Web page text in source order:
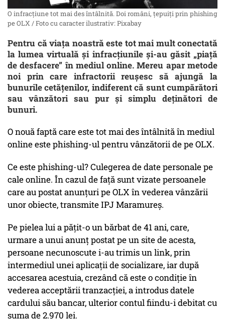
O infracțiune tot mai des întâlnită. Doi români, țepuiți prin phishing
pe OLX / Foto cu caracter ilustrativ: Pixabay
Pentru că viața noastră este tot mai mult conectată
la lumea virtuală și infracțiunile și-au găsit „piață
de desfacere” în mediul online. Mereu apar metode
noi prin care infractorii reușesc să ajungă la
bunurile cetățenilor, indiferent că sunt cumpărători
sau vânzători sau pur și simplu deținători de
bunuri.
O nouă faptă care este tot mai des întâlnită în mediul
online este phishing-ul pentru vânzătorii de pe OLX.
Ce este phishing-ul? Culegerea de date personale pe
cale online. În cazul de față sunt vizate persoanele
care au postat anunțuri pe OLX în vederea vânzării
unor obiecte, transmite IPJ Maramureș.
Pe pielea lui a păţit-o un bărbat de 41 ani, care,
urmare a unui anunț postat pe un site de acesta,
persoane necunoscute i-au trimis un link, prin
intermediul unei aplicaţii de socializare, iar după
accesarea acestuia, crezând că este o condiție în
vederea acceptării tranzacției, a introdus datele
cardului său bancar, ulterior contul fiindu-i debitat cu
suma de 2.970 lei.